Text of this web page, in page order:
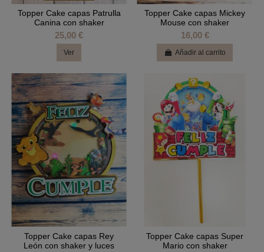
Topper Cake capas Patrulla
Canina con shaker
25,00 €
Ver
Topper Cake capas Mickey
Mouse con shaker
16,00 €
Añadir al carrito
Topper Cake capas Rey
León con shaker y luces
Topper Cake capas Super
Mario con shaker